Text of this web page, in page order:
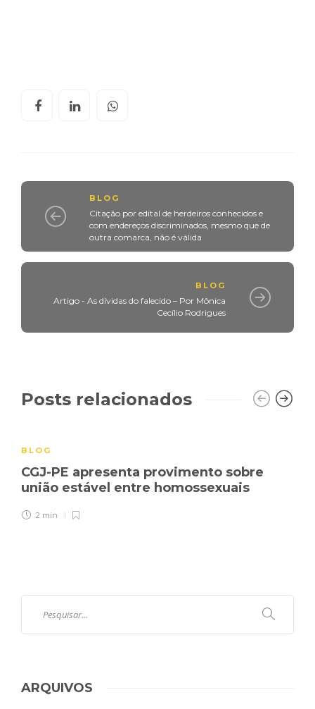
BLOG
Citação por edital de herdeiros conhecidos e
com endereços discriminados, mesmo que de
outra comarca, não é válida
BLOG
Artigo - As dívidas do falecido – Por Mônica
Cecílio Rodrigues
Posts relacionados
BLOG
CGJ-PE apresenta provimento sobre
união estável entre homossexuais
2 min
ARQUIVOS